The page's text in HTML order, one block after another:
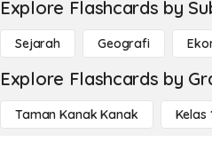
Explore Flashcards by
Sejarah Geografi
Explore Flashcards by
Taman Kanak Kanak Kelas